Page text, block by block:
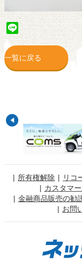
Line
一覧に戻る
所有権解除 リコ
カスタマ
金融商品販売の勧
お問